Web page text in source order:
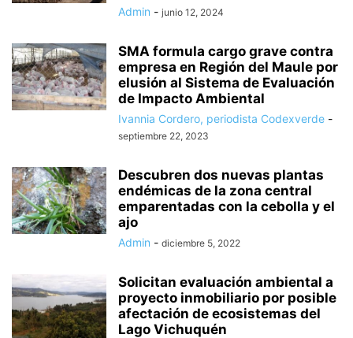
Admin - junio 12, 2024
SMA formula cargo grave contra
empresa en Región del Maule por
elusión al Sistema de Evaluación
de Impacto Ambiental
Ivannia Cordero, periodista Codexverde -
septiembre 22, 2023
Descubren dos nuevas plantas
endémicas de la zona central
emparentadas con la cebolla y el
ajo
Admin - diciembre 5, 2022
Solicitan evaluación ambiental a
proyecto inmobiliario por posible
afectación de ecosistemas del
Lago Vichuquén